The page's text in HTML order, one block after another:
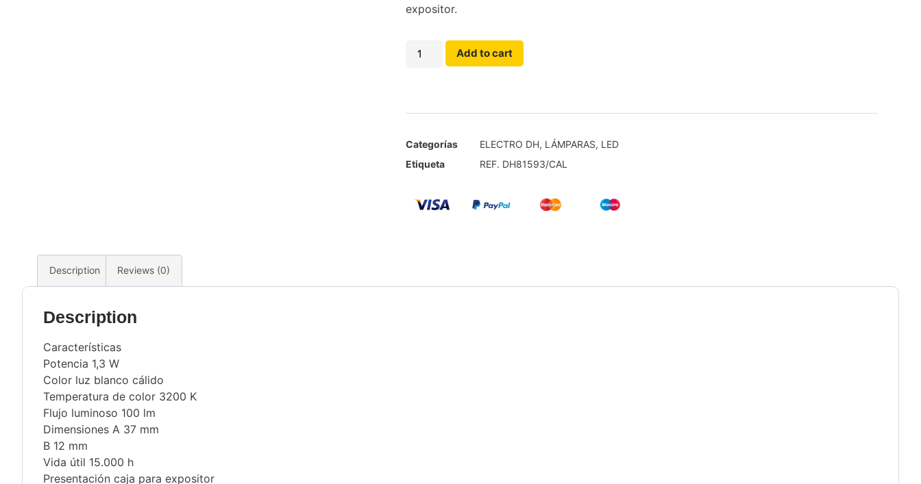
expositor.
Add to cart
Categorías ELECTRO DH, LÁMPARAS, LED
Etiqueta
REF. DH81593/CAL
Description Reviews (0)
Description
Características
Potencia 1,3 W
Color luz blanco cálido
Temperatura de color 3200 K
Flujo luminoso 100 lm
Dimensiones A 37 mm
B 12 mm
Vida útil 15.000 h
Presentación caja para expositor